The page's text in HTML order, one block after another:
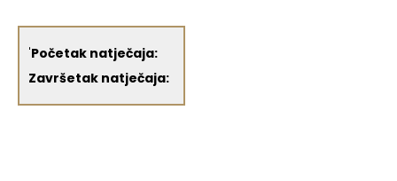
'Početak natječaja:
Završetak natječaja: